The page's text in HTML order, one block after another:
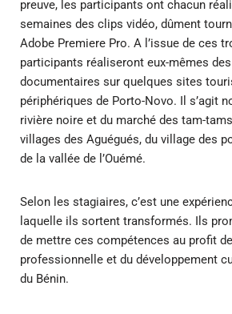
preuve, les participants ont chacun
semaines des clips vidéo, dûment
Adobe Premiere Pro. A l’issue de ces
participants réaliseront eux-mêmes
documentaires sur quelques sites
périphériques de Porto-Novo. Il s’agit
rivière noire et du marché des tam-tams
villages des Aguégués, du village des
de la vallée de l’Ouémé.
Selon les stagiaires, c’est une
laquelle ils sortent transformés. Ils
de mettre ces compétences au profit
professionnelle et du développement
du Bénin.